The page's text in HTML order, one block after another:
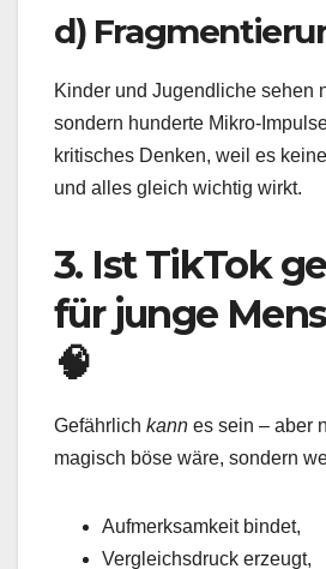
d)
Kinder und Jugendliche sehen
sondern hunderte Mikro-
kritisches Denken, weil es
und alles gleich wichtig wirkt.
3. Ist TikTok
für junge
🧠
Gefährlich kann es sein – aber
magisch böse wäre, sondern
Aufmerksamkeit bindet,
Vergleichsdruck erzeugt,